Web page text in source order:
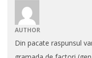
AUTHOR
Din pacate raspunsul